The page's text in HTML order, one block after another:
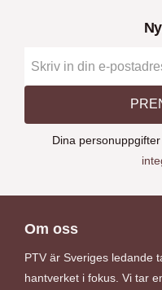
Dina
Om oss
PTV är Sveriges ledande
hantverket i fokus. Vi tar